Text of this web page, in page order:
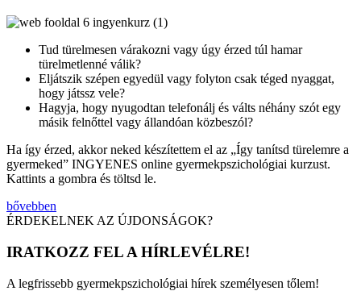
Tud türelmesen várakozni vagy úgy érzed túl hamar
türelmetlenné válik?
Eljátszik szépen egyedül vagy folyton csak téged nyaggat,
hogy játssz vele?
Hagyja, hogy nyugodtan telefonálj és válts néhány szót egy
másik felnőttel vagy állandóan közbeszól?
Ha így érzed, akkor neked készítettem el az „Így tanítsd türelemre a
gyermeked” INGYENES online gyermekpszichológiai kurzust.
Kattints a gombra és töltsd le.
bővebben
ÉRDEKELNEK AZ ÚJDONSÁGOK?
IRATKOZZ FEL A HÍRLEVÉLRE!
A legfrissebb gyermekpszichológiai hírek személyesen tőlem!